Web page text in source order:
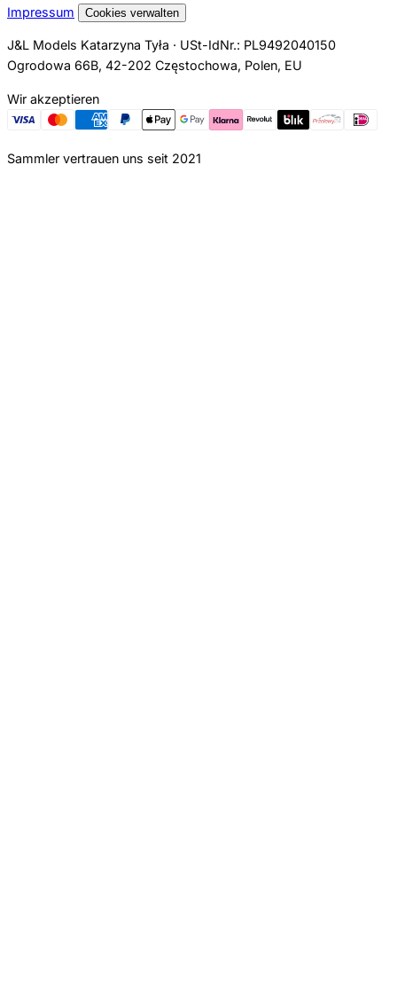
Impressum
Cookies verwalten
J&L Models Katarzyna Tyła · USt-IdNr.: PL9492040150
Ogrodowa 66B, 42-202 Częstochowa, Polen, EU
Wir akzeptieren
Sammler vertrauen uns seit 2021